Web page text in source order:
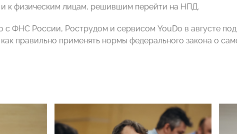
к физическим лицам, решившим перейти на НПД.
ФНС России, Рострудом и сервисом YouDo в августе
правильно применять нормы федерального закона о